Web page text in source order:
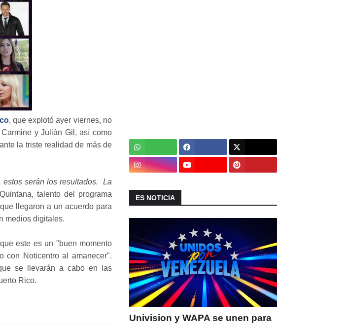
, que explotó ayer viernes, no
y Julián Gil, así como
la triste realidad de más de
estos serán los resultados. La
talento del programa
llegaron a un acuerdo para
medios digitales.
este es un "buen momento
con Noticentro al amanecer".
se llevarán a cabo en las
Rico.
ES NOTICIA
Univision y WAPA se unen para